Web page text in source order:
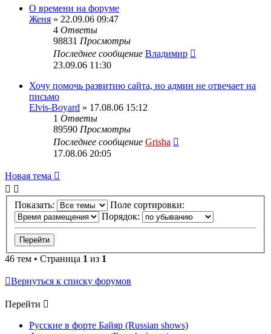
О времени на форуме
Женя » 22.09.06 09:47
4 Ответы
98831 Просмотры
Последнее сообщение Владимир
23.09.06 11:30
Хочу помочь развитию сайта, но админ не отвечает на
письмо
Elvis-Boyard » 17.08.06 15:12
1 Ответы
89590 Просмотры
Последнее сообщение Grisha
17.08.06 20:05
Новая тема
Показать:
Поле сортировки:
Порядок:
46 тем • Страница 1 из 1
Вернуться к списку форумов
Перейти
Русские в форте Байяр (Russian shows)